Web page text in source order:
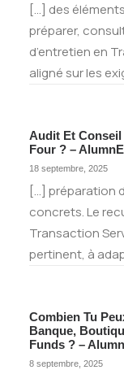
[…] des
préparer,
d’entretien en
aligné sur les
Audit Et
Four ? –
18 septembre, 2025
[…] préparation
concrets. Le
Transaction
pertinent, à
Combien Tu
Banque,
Funds ? –
8 septembre, 2025